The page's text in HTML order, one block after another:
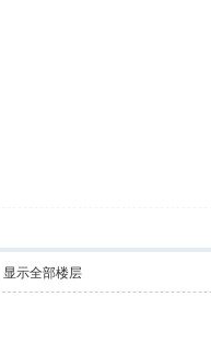
显示全部楼层